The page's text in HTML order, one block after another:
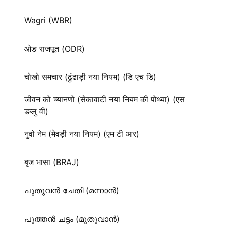
Wagri (WBR)
ओङ राजपूत (ODR)
चोखो समचार (ढुंढाड़ी नया नियम) (डि एच डि)
जीवन को च्यानणो (सेकावाटी नया नियम की पोथ्या) (एस
डब्लु वी)
नुवो नेम (मेवड़ी नया नियम) (एम टी आर)
बृज भासा (BRAJ)
പുതുവൻ ചേതി (മന്നാൻ)
പുത്തൻ ചട്ടം (മുതുവാൻ)